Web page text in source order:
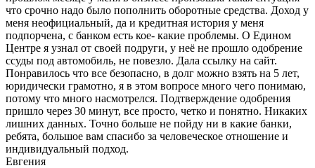
что срочно надо было пополнить оборотные средства. Доход у
меня неофициальный, да и кредитная история у меня
подпорчена, с банком есть кое- какие проблемы. О Едином
Центре я узнал от своей подруги, у неё не прошло одобрение
ссуды под автомобиль, не повезло. Дала ссылку на сайт.
Понравилось что все безопасно, в долг можно взять на 5 лет,
юридически грамотно, я в этом вопросе много чего понимаю,
потому что много насмотрелся. Подтверждение одобрения
пришло через 30 минут, все просто, четко и понятно. Никаких
лишних данных. Точно больше не пойду ни в какие банки,
ребята, большое вам спасибо за человеческое отношение и
индивидуальный подход.
Евгения